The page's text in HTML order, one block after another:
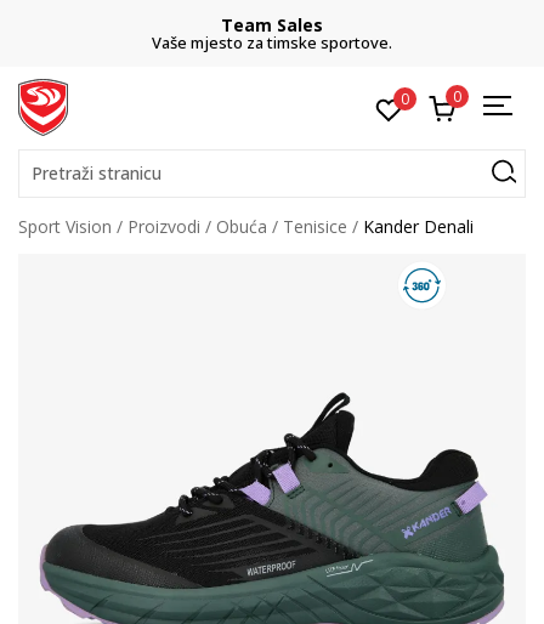
Team Sales
Vaše mjesto za timske sportove.
0 0
Pretraži stranicu
Sport Vision Proizvodi Obuća Tenisice Kander Denali